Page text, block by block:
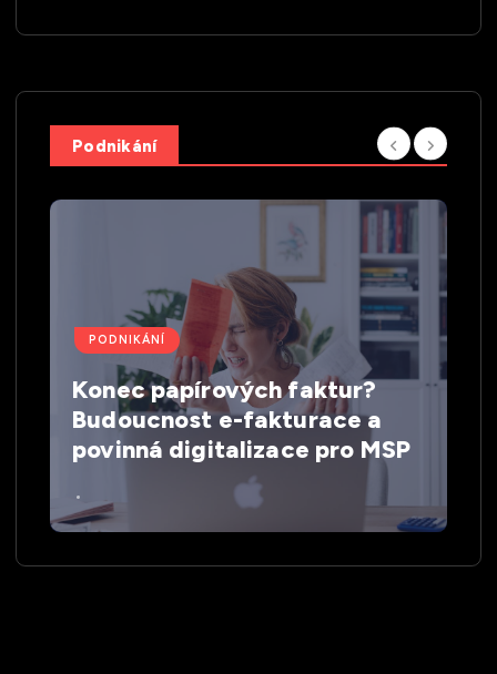
Podnikání
PODNIKÁNÍ
Konec papírových faktur?
Budoucnost e-fakturace a
povinná digitalizace pro MSP